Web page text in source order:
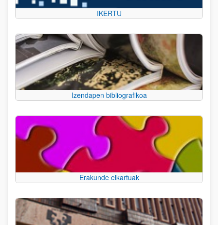
IKERTU
Izendapen bibliografikoa
Erakunde elkartuak